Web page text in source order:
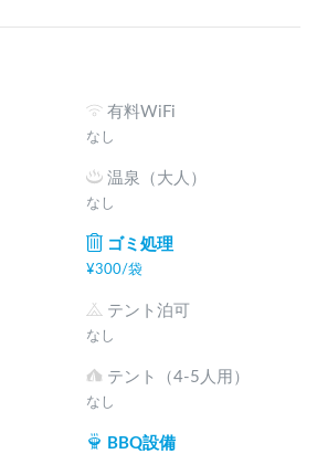
有料WiFi
なし
温泉（大人）
なし
ゴミ処理
¥300/袋
テント泊可
なし
テント（4-5人用）
なし
BBQ設備